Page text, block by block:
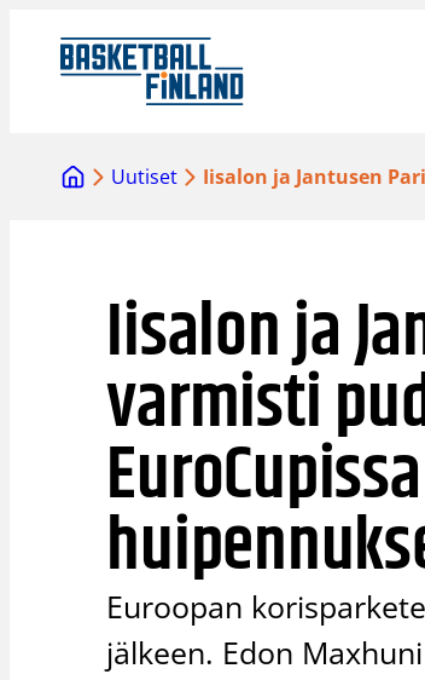
sisältöön
Uutiset Iisalon ja Jantusen
Iisalon ja
varmisti
Euroopan
jälkeen. Edon